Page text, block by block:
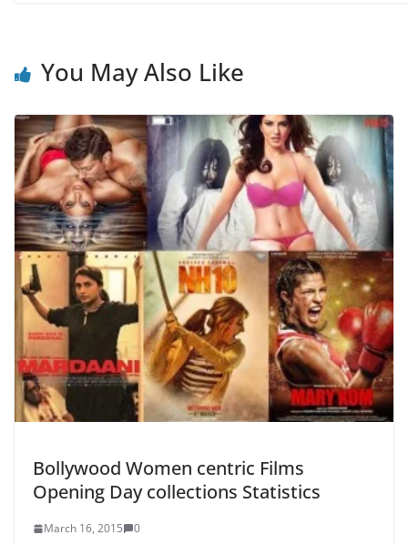
You May Also Like
Bollywood Women centric Films
Opening Day collections Statistics
March 16, 2015 0